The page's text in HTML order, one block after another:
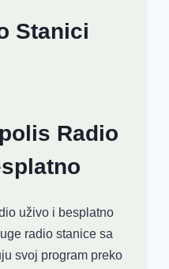
Stanici
Radio
uživo i besplatno
radio stanice sa
svoj program preko